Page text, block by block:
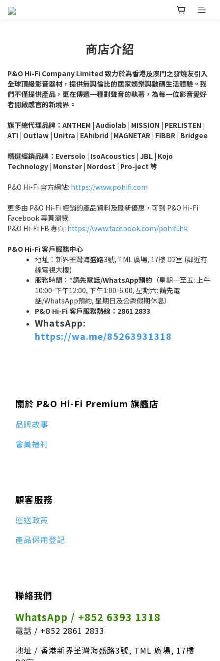
商店介紹
P&O Hi-Fi Company Limited 致力於為香港及澳門之發燒友引入
全球頂級影音器材，提供無與倫比的居家娛樂與數碼生活體驗。我
們不僅提供產品，更在傳遞一種對聲音的執著，為每一位影音愛好
者開啟感官的新境界。
旗下總代理品牌：ANTHEM | Audiolab | MISSION | PERLISTEN |
ATI | Outlaw | Unitra | EAhibrid | MAGNETAR | FIBBR | Bridgee
精選經銷品牌：Eversolo | IsoAcoustics | JBL | Kojo
Technology | Monster | Nordost | Pro-ject 等
P&O Hi-Fi 官方網站: https://www.pohifi.com
更多由 P&O Hi-Fi 經銷的產品資料及最新優惠，可到 P&O Hi-Fi
Facebook 專頁瀏覽:
P&O Hi-Fi FB 專頁: https://www.facebook.com/pohifi.hk
P&O Hi-Fi 客戶服務中心
地址：新界荃灣海盛路3號, TML 廣場, 17樓 D2室 (鄰近有
線電視大樓)
服務時間：*請先電話/WhatsApp預約 （星期一至五: 上午
10:00-下午12:00, 下午1:00-6:00, 星期六: 請先電
話/WhatsApp預約, 星期日及公衆假期休息）
P&O Hi-Fi 客戶服務熱線：2861 2833
WhatsApp:
https://wa.me/85263931318
關於 P&O Hi-Fi Premium 旗艦店
品牌故事
會員福利
顧客服務
運送政策
產品保用登記
聯絡我們
WhatsApp / +852 6393 1318
電話 / +852 2861 2833
地址 / 香港新界荃灣海盛路3號, TML 廣場, 17樓